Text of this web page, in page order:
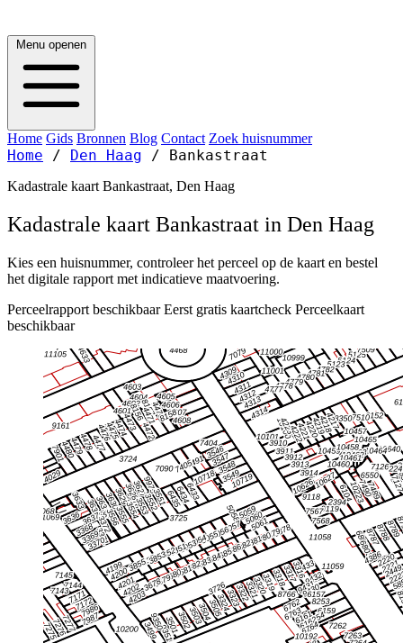
Menu openen
Home Gids Bronnen Blog Contact Zoek huisnummer
Home / Den Haag / Bankastraat
Kadastrale kaart Bankastraat, Den Haag
Kadastrale kaart Bankastraat in Den Haag
Kies een huisnummer, controleer het perceel op de kaart en bestel
het digitale rapport met indicatieve maatvoering.
Perceelrapport beschikbaar Eerst gratis kaartcheck Perceelkaart
beschikbaar